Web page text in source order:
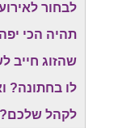
לבחור
תהיה הכי
שהזוג חייב
לו בחתונה?
לקהל